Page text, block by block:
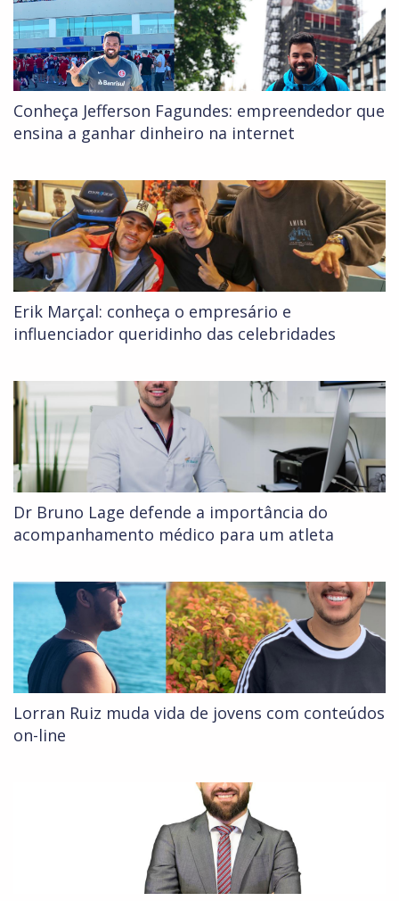
Conheça Jefferson Fagundes: empreendedor que
ensina a ganhar dinheiro na internet
Erik Marçal: conheça o empresário e
influenciador queridinho das celebridades
Dr Bruno Lage defende a importância do
acompanhamento médico para um atleta
Lorran Ruiz muda vida de jovens com conteúdos
on-line